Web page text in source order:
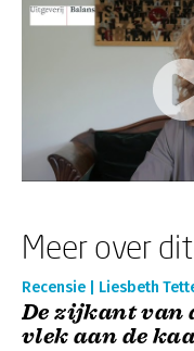
Meer over
Recensie | Liesbeth
De zijkant van
vlek aan de